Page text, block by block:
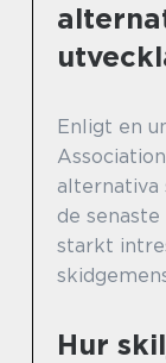
Enligt en
alternativa
de
starkt
Hur